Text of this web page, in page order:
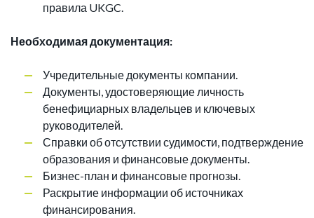
правила UKGC.
Необходимая документация:
Учредительные документы компании.
Документы, удостоверяющие личность
бенефициарных владельцев и ключевых
руководителей.
Справки об отсутствии судимости, подтверждение
образования и финансовые документы.
Бизнес-план и финансовые прогнозы.
Раскрытие информации об источниках
финансирования.